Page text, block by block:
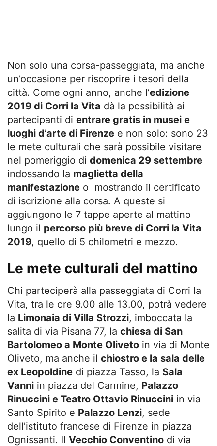
Non solo una corsa-passeggiata, ma anche
un’occasione per riscoprire i tesori della
città. Come ogni anno, anche l’edizione
2019 di Corri la Vita dà la possibilità ai
partecipanti di entrare gratis in musei e
luoghi d’arte di Firenze e non solo: sono 23
le mete culturali che sarà possibile visitare
nel pomeriggio di domenica 29 settembre
indossando la maglietta della
manifestazione o mostrando il certificato
di iscrizione alla corsa. A queste si
aggiungono le 7 tappe aperte al mattino
lungo il percorso più breve di Corri la Vita
2019, quello di 5 chilometri e mezzo.
Le mete culturali del mattino
Chi parteciperà alla passeggiata di Corri la
Vita, tra le ore 9.00 alle 13.00, potrà vedere
la Limonaia di Villa Strozzi, imboccata la
salita di via Pisana 77, la chiesa di San
Bartolomeo a Monte Oliveto in via di Monte
Oliveto, ma anche il chiostro e la sala delle
ex Leopoldine di piazza Tasso, la Sala
Vanni in piazza del Carmine, Palazzo
Rinuccini e Teatro Ottavio Rinuccini in via
Santo Spirito e Palazzo Lenzi, sede
dell’istituto francese di Firenze in piazza
Ognissanti. Il Vecchio Conventino di via